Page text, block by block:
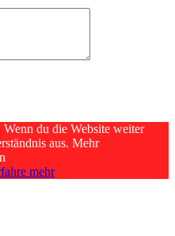
du die Website weiter
aus. Mehr
mehr